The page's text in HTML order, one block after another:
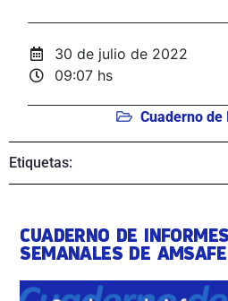
30 de julio de 2022
09:07 hs
Cuaderno
Etiquetas:
CUADERNO DE
SEMANALES DE AMSAFE